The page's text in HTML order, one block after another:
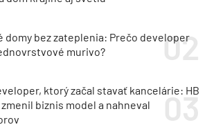
domy bez zateplenia: Prečo developer
murivo?
ktorý začal stavať kancelárie: HB
biznis model a nahneval